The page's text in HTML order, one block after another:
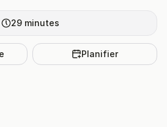
29 minutes
Planifier